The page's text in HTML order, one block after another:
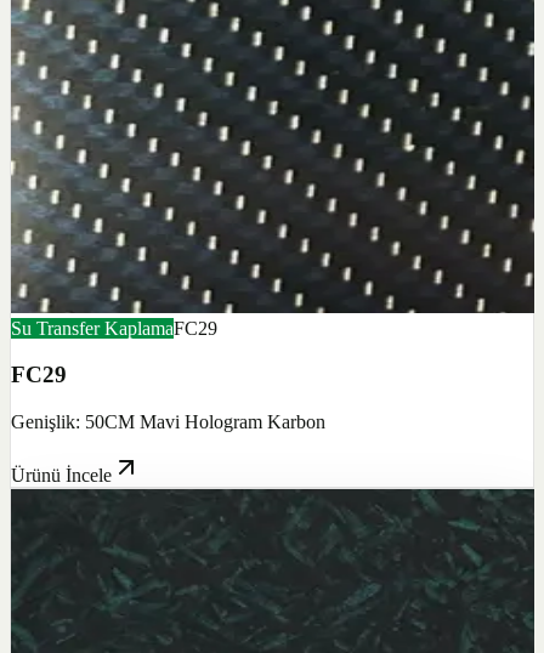
Su Transfer KaplamaFC29
FC29
Genişlik: 50CM Mavi Hologram Karbon
Ürünü İncele